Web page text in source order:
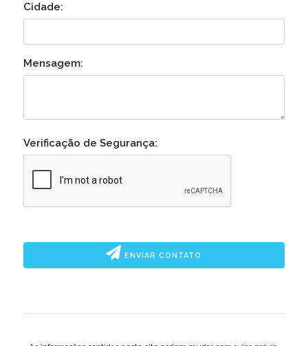
Cidade:
Mensagem:
Verificação de Segurança:
ENVIAR CONTATO